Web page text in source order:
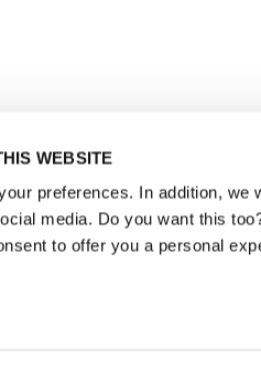
WEBSITE
preferences. In addition, we
media. Do you want this
to offer you a personal